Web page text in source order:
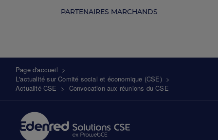
PARTENAIRES MARCHANDS
Fil
d'Ariane
Page d'accueil >
L'actualité sur Comité social et économique (CSE)>
Actualité CSE > Convocation aux réunions du CSE